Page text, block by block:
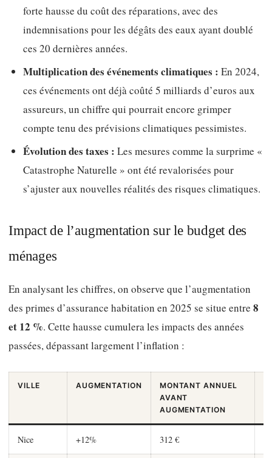
forte hausse du coût des réparations, avec des
indemnisations pour les dégâts des eaux ayant doublé
ces 20 dernières années.
Multiplication des événements climatiques : En 2024,
ces événements ont déjà coûté 5 milliards d’euros aux
assureurs, un chiffre qui pourrait encore grimper
compte tenu des prévisions climatiques pessimistes.
Évolution des taxes : Les mesures comme la surprime «
Catastrophe Naturelle » ont été revalorisées pour
s’ajuster aux nouvelles réalités des risques climatiques.
Impact de l’augmentation sur le budget des
ménages
En analysant les chiffres, on observe que l’augmentation
des primes d’assurance habitation en 2025 se situe entre 8
et 12 %. Cette hausse cumulera les impacts des années
passées, dépassant largement l’inflation :
VILLE AUGMENTATION
MONTANT ANNUEL
AVANT
AUGMENTATION
Nice +12% 312 €